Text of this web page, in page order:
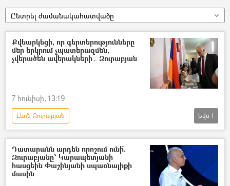
Ընտրել ժամանակահատվածը
Քվեարկեցի, որ գերտերությունները
մեր երկրում չպատերազմեն,
չվերածեն ավերակների․ Զուրաբյան
7 հունիսի, 13:19
Լևոն Զուրաբյան
Ազգային ժողովի ընտրություններ
Հայ ազգային կոնգրես (ՀԱԿ)
Եվս 1
Դատարանն արդեն որոշում ունի՞.
Զուրաբյանը՝ Կարապետյանի
հասցեին Փաշինյանի սպառնալիքի
մասին